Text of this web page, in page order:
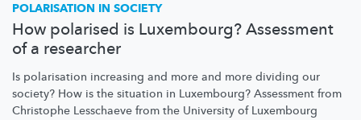
POLARISATION IN SOCIETY
How polarised is Luxembourg? Assessment
of a researcher
Is polarisation increasing and more and more dividing our
society? How is the situation in Luxembourg? Assessment from
Christophe Lesschaeve from the University of Luxembourg